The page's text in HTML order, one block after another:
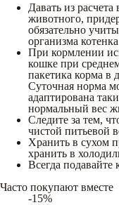
Давать из расчета
животного,
обязательно
организма котенка
При кормлении
кошке при
пакетика корма
Суточная норма
адаптирована
нормальный вес
Следите за тем,
чистой питьевой
Хранить в сухом
хранить в
Всегда подавайте
Часто покупают вместе
-15%